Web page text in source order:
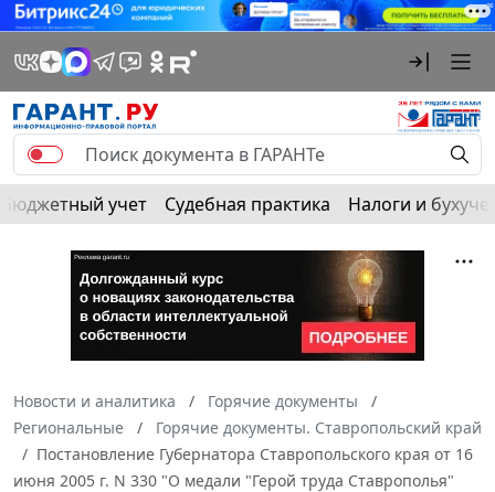
Бюджетный учет Судебная практика Налоги и
Новости и аналитика
Горячие документы
Региональные
Горячие документы. Ставропольский край
Постановление Губернатора Ставропольского края от 16
июня 2005 г. N 330 "О медали "Герой труда Ставрополья"